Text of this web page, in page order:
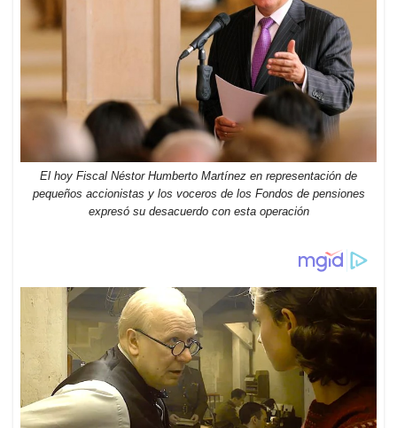
El hoy Fiscal Néstor Humberto Martínez en representación de
pequeños accionistas y los voceros de los Fondos de pensiones
expresó su desacuerdo con esta operación